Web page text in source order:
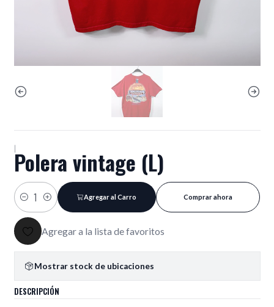
|Polera vintage (L)
Cantidad
Agregar al Carro Comprar ahora
Agregar a la lista de favoritos
Mostrar stock de ubicaciones
DESCRIPCIÓN